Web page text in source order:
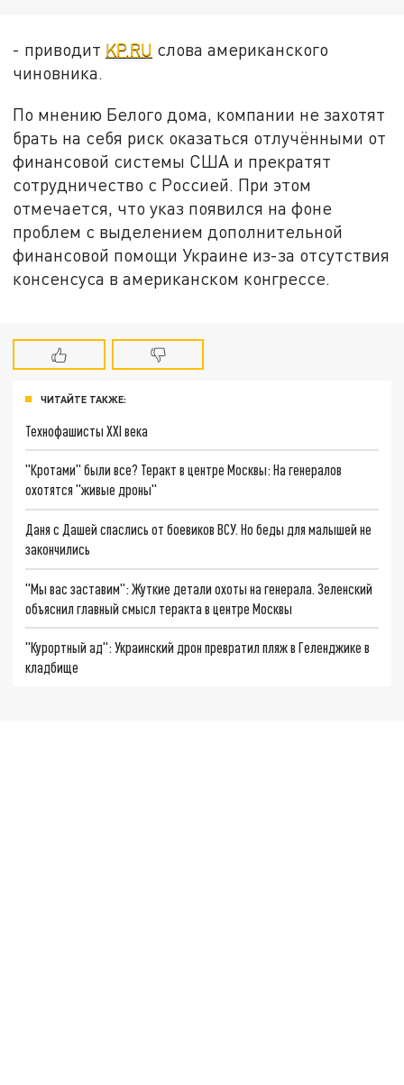
- приводит KP.RU слова американского
чиновника.
По мнению Белого дома, компании не захотят
брать на себя риск оказаться отлучёнными от
финансовой системы США и прекратят
сотрудничество с Россией. При этом
отмечается, что указ появился на фоне
проблем с выделением дополнительной
финансовой помощи Украине из-за отсутствия
консенсуса в американском конгрессе.
ЧИТАЙТЕ ТАКЖЕ:
Технофашисты XXI века
"Кротами" были все? Теракт в центре Москвы: На генералов
охотятся "живые дроны"
Даня с Дашей спаслись от боевиков ВСУ. Но беды для малышей не
закончились
"Мы вас заставим": Жуткие детали охоты на генерала. Зеленский
объяснил главный смысл теракта в центре Москвы
"Курортный ад": Украинский дрон превратил пляж в Геленджике в
кладбище